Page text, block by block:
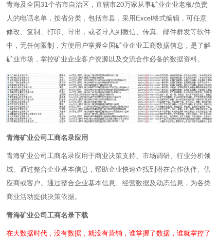
青海及全国31个省市自治区，直辖市20万家从事矿业企业老板/负责
人的电话名单，按省分类，包括市县，采用Excel格式编辑，可任意
修改、复制、打印、导出，或者导入到微信、传真、邮件群发等软件
中，无任何限制，方便用户掌握全国矿业企业工商数据信息，是了解
矿业市场，掌控矿业企业客户资源以及交流合作必备的数据资料。
青海矿业公司工商名录应用
青海矿业公司工商名录应用于商业决策支持、市场调研、行业分析领
域。通过整合企业基本信息，帮助企业快速查找到潜在合作伙伴、供
应商或客户。通过整合企业基本信息、经营数据及动态信息，为各类
商业活动提供决策依据。
青海矿业公司工商名录下载
在大数据时代，没有数据，就没有营销，谁掌握了数据，谁就掌控了